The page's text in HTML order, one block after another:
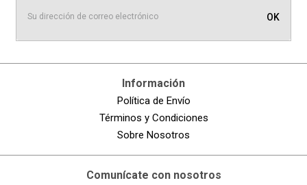
OK
Información
Política de Envío
Términos y Condiciones
Sobre Nosotros
Comunícate con nosotros